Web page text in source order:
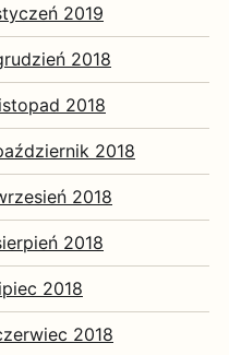
2019
2018
2018
2018
2018
2018
2018
2018